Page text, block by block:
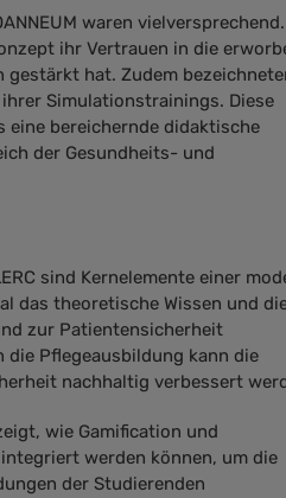
waren
ihr Vertrauen in die
gestärkt hat. Zudem
ihrer Simulationstrainings. Diese
eine bereichernde didaktische
der Gesundheits- und
sind Kernelemente einer
das theoretische Wissen und
zur Patientensicherheit
Pflegeausbildung kann die
nachhaltig verbessert
wie Gamification und
werden können, um die
der Studierenden